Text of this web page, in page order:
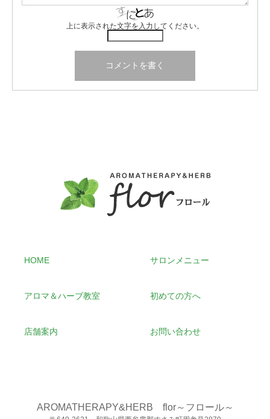
上に表示された文字を入力してください。
HOME サロンメニュー
アロマ＆ハーブ教室 初めての方へ
店舗案内 お問い合わせ
AROMATHERAPY&HERB flor～フロール～